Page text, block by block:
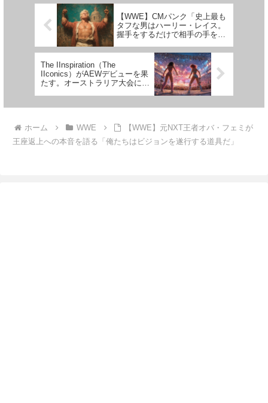
レッスルマニア41に出場し...
すが、タッグパートナーの...
【WWE】CMパンク「史上最も
タフな男はハーリー・レイス。
握手をするだけで相手の手をへ
The IInspiration（The
IIconics）がAEWデビューを果
たす。オーストラリア大会にサ
ホーム WWE
【WWE】元NXT王者オバ・フェミが
王座返上への本音を語る「俺たちはビジョンを遂行する道具だ」